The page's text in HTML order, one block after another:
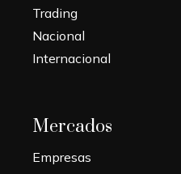
Trading
Nacional
Internacional
Mercados
Empresas